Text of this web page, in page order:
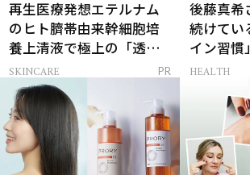
再生医療発想エテルナム
のヒト臍帯由来幹細胞培
養上清液で極上の「透明
感ハリ肌」へ
SKINCARE PR
後藤真希
続けてい
イン習慣
支える朝
HEALTH